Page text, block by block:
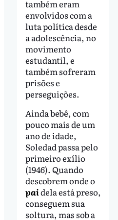
também eram
envolvidos com a
luta política desde
a adolescência, no
movimento
estudantil, e
também sofreram
prisões e
perseguições.
Ainda bebê, com
pouco mais de um
ano de idade,
Soledad passa pelo
primeiro exílio
(1946). Quando
descobrem onde o
paidela está preso,
conseguem sua
soltura, mas sob a